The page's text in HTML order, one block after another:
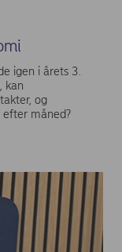
igen i årets 3.
kan
og
måned?